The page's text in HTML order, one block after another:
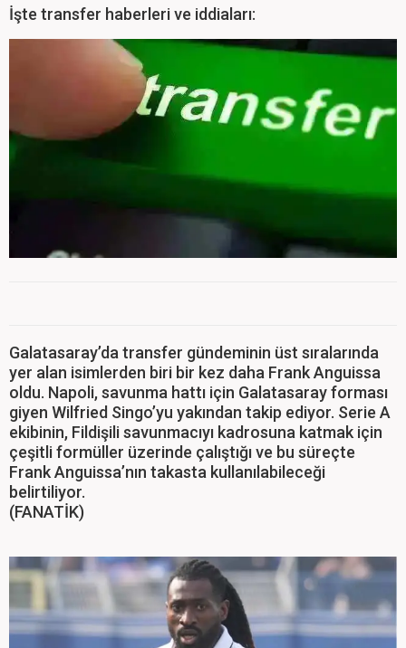
İşte transfer haberleri ve iddiaları:
Galatasaray’da transfer gündeminin üst sıralarında
yer alan isimlerden biri bir kez daha Frank Anguissa
oldu. Napoli, savunma hattı için Galatasaray forması
giyen Wilfried Singo’yu yakından takip ediyor. Serie A
ekibinin, Fildişili savunmacıyı kadrosuna katmak için
çeşitli formüller üzerinde çalıştığı ve bu süreçte
Frank Anguissa’nın takasta kullanılabileceği
belirtiliyor.
(FANATİK)